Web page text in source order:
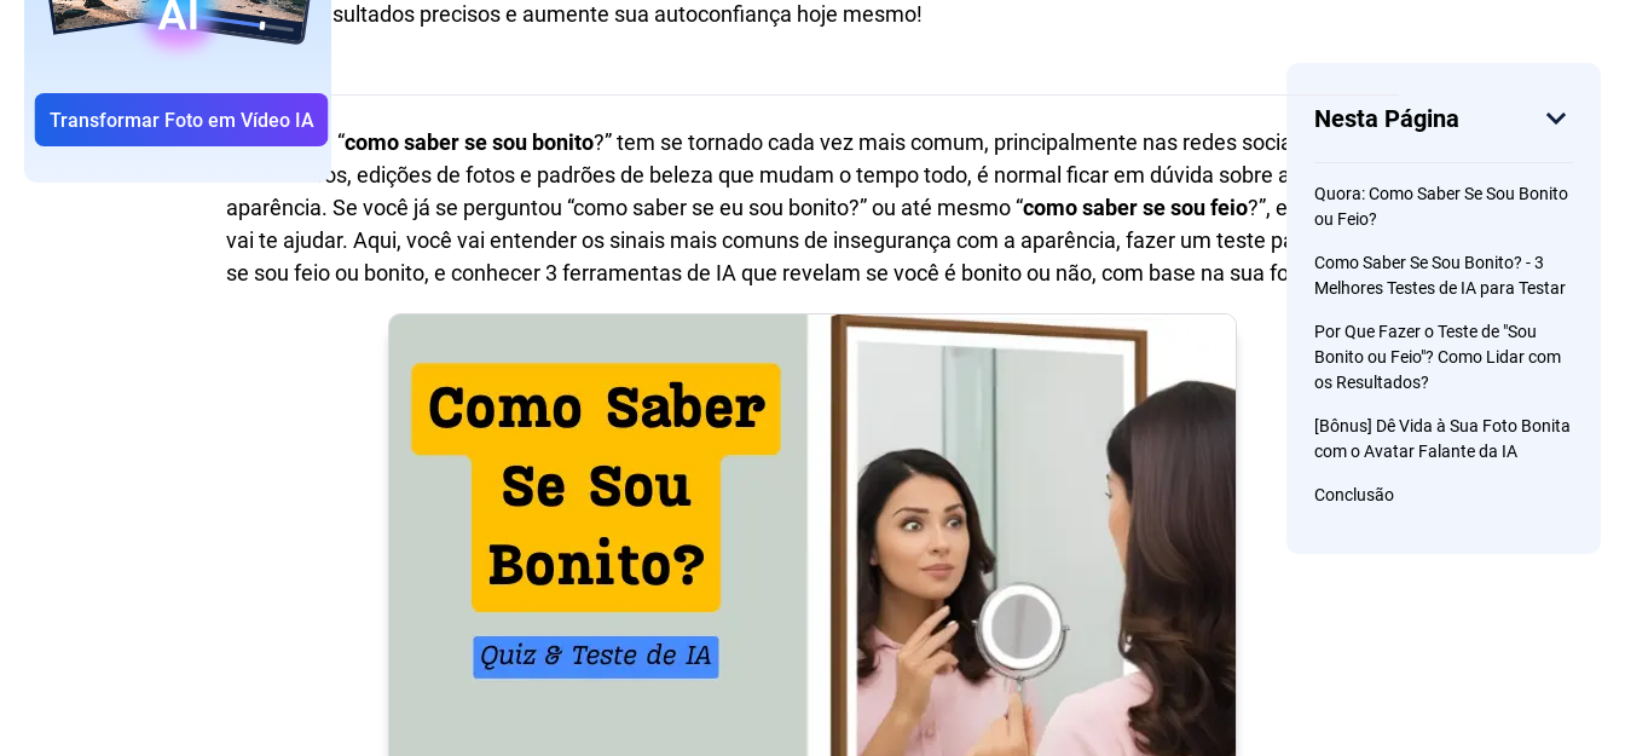
Nesta Página
Quora: Como Saber Se Sou Bonito
ou Feio?
Como Saber Se Sou Bonito? - 3
Melhores Testes de IA para Testar
Por Que Fazer o Teste de "Sou
Bonito ou Feio"? Como Lidar com
os Resultados?
[Bônus] Dê Vida à Sua Foto Bonita
com o Avatar Falante da IA
Conclusão
Transformar Foto em Vídeo IA
Obtenha resultados precisos e aumente sua autoconfiança hoje mesmo!
A pergunta “como saber se sou bonito?” tem se tornado cada vez mais comum, principalmente nas redes sociais. Com
tantos filtros, edições de fotos e padrões de beleza que mudam o tempo todo, é normal ficar em dúvida sobre a própria
aparência. Se você já se perguntou “como saber se eu sou bonito?” ou até mesmo “como saber se sou feio?”, este artigo
vai te ajudar. Aqui, você vai entender os sinais mais comuns de insegurança com a aparência, fazer um teste para saber
se sou feio ou bonito, e conhecer 3 ferramentas de IA que revelam se você é bonito ou não, com base na sua foto.